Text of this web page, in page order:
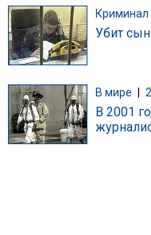
Криминал
Убит
В мире
В 2001